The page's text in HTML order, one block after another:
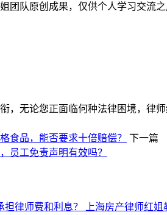
团队原创成果，仅供个人学习交流
，无论您正面临何种法律困境，律
食品，能否要求十倍赔偿？
下一篇
员工免责声明有效吗？
担律师费和利息？
上海房产律师红姐